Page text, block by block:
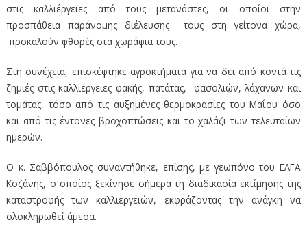
στις καλλιέργειες από τους μετανάστες, οι οποίοι στην
προσπάθεια παράνομης διέλευσης τους στη γείτονα χώρα,
προκαλούν φθορές στα χωράφια τους.
Στη συνέχεια, επισκέφτηκε αγροκτήματα για να δει από κοντά τις
ζημιές στις καλλιέργειες φακής, πατάτας, φασολιών, λάχανων και
τομάτας, τόσο από τις αυξημένες θερμοκρασίες του Μαΐου όσο
και από τις έντονες βροχοπτώσεις και το χαλάζι των τελευταίων
ημερών.
Ο κ. Σαββόπουλος συναντήθηκε, επίσης, με γεωπόνο του ΕΛΓΑ
Κοζάνης, ο οποίος ξεκίνησε σήμερα τη διαδικασία εκτίμησης της
καταστροφής των καλλιεργειών, εκφράζοντας την ανάγκη να
ολοκληρωθεί άμεσα.